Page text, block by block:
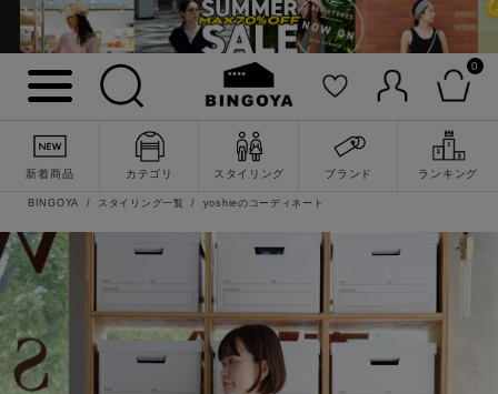
0
新着商品 カテゴリ スタイリング ブランド ランキング
詳細検索
BINGOYA スタイリング一覧 yoshieのコーディネート